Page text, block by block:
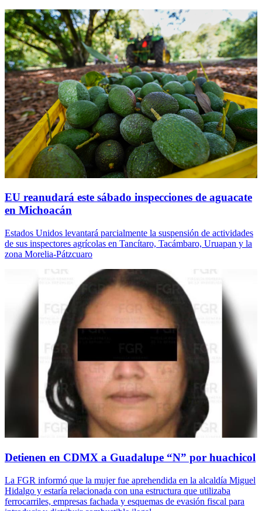
EU reanudará este sábado inspecciones de aguacate
en Michoacán
Estados Unidos levantará parcialmente la suspensión de actividades
de sus inspectores agrícolas en Tancítaro, Tacámbaro, Uruapan y la
zona Morelia-Pátzcuaro
Detienen en CDMX a Guadalupe “N” por huachicol
La FGR informó que la mujer fue aprehendida en la alcaldía Miguel
Hidalgo y estaría relacionada con una estructura que utilizaba
ferrocarriles, empresas fachada y esquemas de evasión fiscal para